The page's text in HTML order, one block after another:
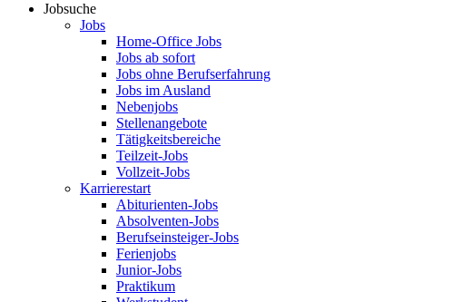
Jobsuche
Jobs
Home-Office Jobs
Jobs ab sofort
Jobs ohne Berufserfahrung
Jobs im Ausland
Nebenjobs
Stellenangebote
Tätigkeitsbereiche
Teilzeit-Jobs
Vollzeit-Jobs
Karrierestart
Abiturienten-Jobs
Absolventen-Jobs
Berufseinsteiger-Jobs
Ferienjobs
Junior-Jobs
Praktikum